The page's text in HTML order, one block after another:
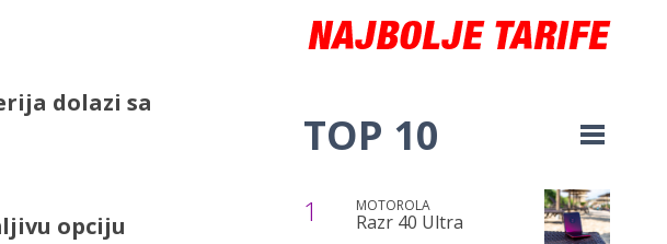
dolazi sa
opciju
TOP 10
1 MOTOROLA
Razr 40 Ultra